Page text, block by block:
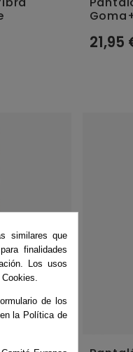
21,95
similares que
finalidades
Los usos
de los
la Política de